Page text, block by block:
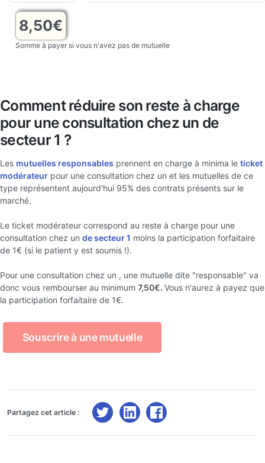
8,50€
Somme à payer si vous n'avez pas de mutuelle
Comment réduire son reste à charge
pour une consultation chez un de
secteur 1 ?
Les mutuelles responsables prennent en charge à minima le ticket
modérateur pour une consultation chez un et les mutuelles de ce
type représentent aujourd'hui 95% des contrats présents sur le
marché.
Le ticket modérateur correspond au reste à charge pour une
consultation chez un de secteur 1 moins la participation forfaitaire
de 1€ (si le patient y est soumis !).
Pour une consultation chez un , une mutuelle dite "responsable" va
donc vous rembourser au minimum 7,50€. Vous n'aurez à payez que
la participation forfaitaire de 1€.
Souscrire à une mutuelle
Partagez cet article :